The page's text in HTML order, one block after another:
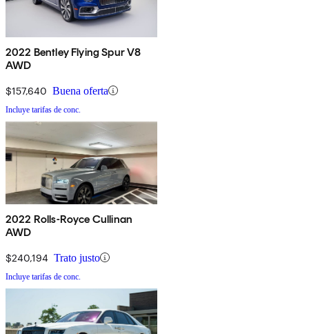
2022 Bentley Flying Spur V8
AWD
$157,640 Buena oferta
Incluye tarifas de conc.
2022 Rolls-Royce Cullinan
AWD
$240,194 Trato justo
Incluye tarifas de conc.